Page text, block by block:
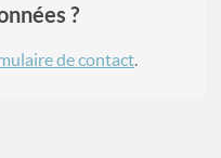
?
de contact.